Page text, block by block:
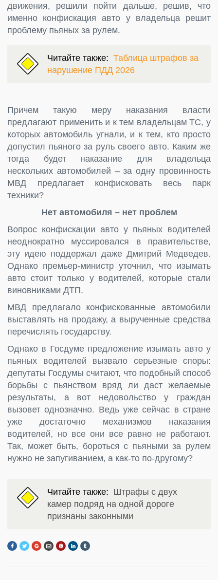
движения, решили пойти дальше, решив, что
именно конфискация авто у владельца решит
проблему пьяных за рулем.
Читайте также: Таблица штрафов за
нарушение ПДД 2026
Причем такую меру наказания власти
предлагают применить и к тем владельцам ТС, у
которых автомобиль угнали, и к тем, кто просто
допустил пьяного за руль своего авто. Каким же
тогда будет наказание для владельца
нескольких автомобилей – за одну провинность
МВД предлагает конфисковать весь парк
техники?
Нет автомобиля – нет проблем
Вопрос конфискации авто у пьяных водителей
неоднократно муссировался в правительстве,
эту идею поддержал даже Дмитрий Медведев.
Однако премьер-министр уточнил, что изымать
авто стоит только у водителей, которые стали
виновниками ДТП.
МВД предлагало конфискованные автомобили
выставлять на продажу, а вырученные средства
перечислять государству.
Однако в Госдуме предложение изымать авто у
пьяных водителей вызвало серьезные споры:
депутаты Госдумы считают, что подобный способ
борьбы с пьянством вряд ли даст желаемые
результаты, а вот недовольство у граждан
вызовет однозначно. Ведь уже сейчас в стране
уже достаточно механизмов наказания
водителей, но все они все равно не работают.
Так, может быть, бороться с пьяными за рулем
нужно не запугиванием, а как-то по-другому?
Читайте также: Штрафы с двух
камер подряд на одной дороге
признаны законными